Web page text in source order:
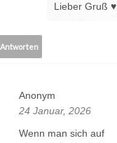
Lieber Gruß ♥
Antworten
Anonym
24 Januar, 2026
Wenn man sich auf